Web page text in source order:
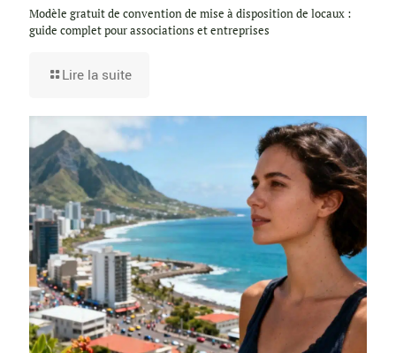
Modèle gratuit de convention de mise à disposition de locaux :
guide complet pour associations et entreprises
Lire la suite